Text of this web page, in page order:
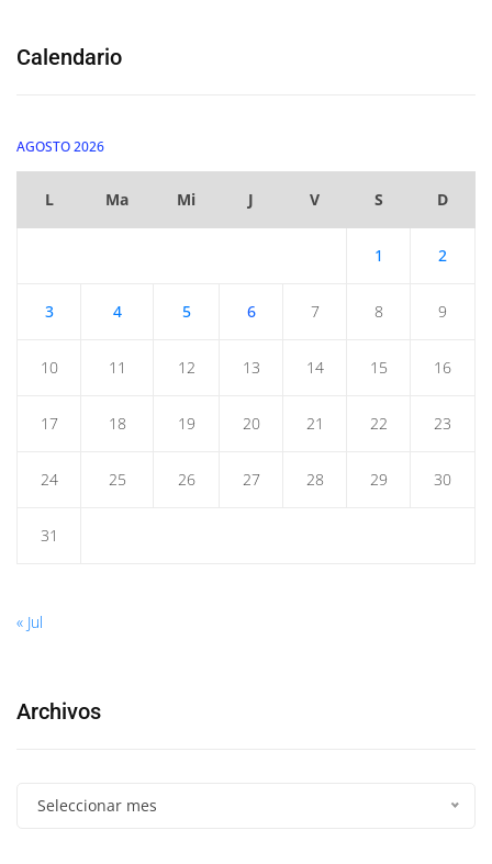
Calendario
AGOSTO 2026
L Ma Mi J V S D
1 2
3 4 5 6 7 8 9
10 11 12 13 14 15 16
17 18 19 20 21 22 23
24 25 26 27 28 29 30
31
« Jul
Archivos
Seleccionar mes